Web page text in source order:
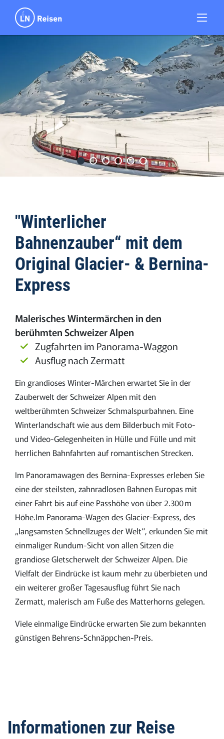
"Winterlicher
Bahnenzauber“ mit dem
Original Glacier- & Bernina-
Express
Malerisches Wintermärchen in den
berühmten Schweizer Alpen
Zugfahrten im Panorama-Waggon
Ausflug nach Zermatt
Ein grandioses Winter-Märchen erwartet Sie in der
Zauberwelt der Schweizer Alpen mit den
weltberühmten Schweizer Schmalspurbahnen. Eine
Winterlandschaft wie aus dem Bilderbuch mit Foto-
und Video-Gelegenheiten in Hülle und Fülle und mit
herrlichen Bahnfahrten auf romantischen Strecken.
Im Panoramawagen des Bernina-Expresses erleben Sie
eine der steilsten, zahnradlosen Bahnen Europas mit
einer Fahrt bis auf eine Passhöhe von über 2.300 m
Höhe.Im Panorama-Wagen des Glacier-Express, des
„langsamsten Schnellzuges der Welt“, erkunden Sie mit
einmaliger Rundum-Sicht von allen Sitzen die
grandiose Gletscherwelt der Schweizer Alpen. Die
Vielfalt der Eindrücke ist kaum mehr zu überbieten und
ein weiterer großer Tagesausflug führt Sie nach
Zermatt, malerisch am Fuße des Matterhorns gelegen.
Viele einmalige Eindrücke erwarten Sie zum bekannten
günstigen Behrens-Schnäppchen-Preis.
Informationen zur Reise